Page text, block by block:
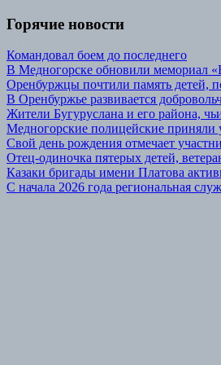
Горячие новости
Командовал боем до последнего
В Медногорске обновили мемориал
Оренбуржцы почтили память детей,
В Оренбуржье развивается
Жители Бугуруслана и его района,
Медногорские полицейские приняли
Свой день рождения отмечает
Отец-одиночка пятерых детей,
Казаки бригады имени Платова
С начала 2026 года региональная